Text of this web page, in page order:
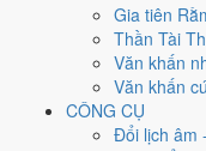
Gia tiên
Thần Tài
Văn khấn
Văn khấn
CÔNG CỤ
Đổi lịch âm
Cách tính ngày tốt
Khai trương - mở
Xấu
Khai trương - mở
Bế và Ngày Hắc Đạo